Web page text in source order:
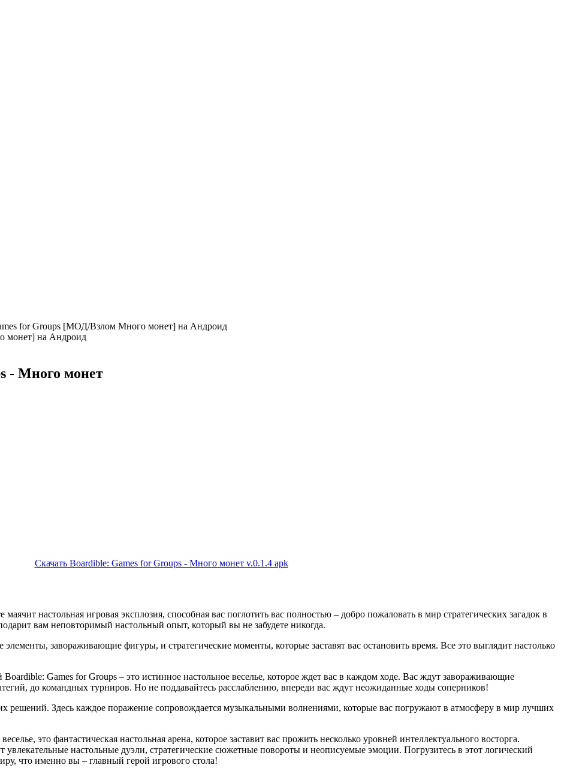
for Groups [МОД/Взлом Много монет] на Андроид
- Много монет
Скачать Boardible: Games for Groups - Много монет v.0.1.4 apk
настольная игровая эксплозия, способная вас поглотить вас полностью – добро пожаловать в мир стратегических загадок в
вам неповторимый настольный опыт, который вы не забудете никогда.
завораживающие фигуры, и стратегические моменты, которые заставят вас остановить время. Все это выглядит настолько
Games for Groups – это истинное настольное веселье, которое ждет вас в каждом ходе. Вас ждут завораживающие
до командных турниров. Но не поддавайтесь расслаблению, впереди вас ждут неожиданные ходы соперников!
решений. Здесь каждое поражение сопровождается музыкальными волнениями, которые вас погружают в атмосферу в мир лучших
это фантастическая настольная арена, которое заставит вас прожить несколько уровней интеллектуального восторга.
настольные дуэли, стратегические сюжетные повороты и неописуемые эмоции. Погрузитесь в этот логический
что именно вы – главный герой игрового стола!